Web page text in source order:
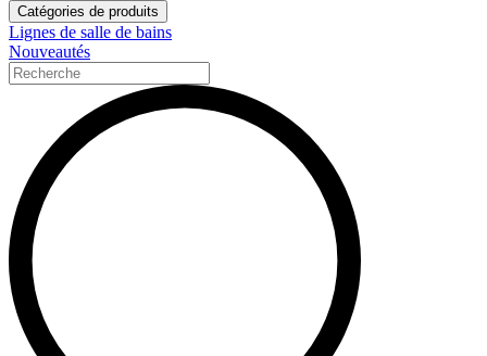
Catégories de produits
Lignes de salle de bains
Nouveautés